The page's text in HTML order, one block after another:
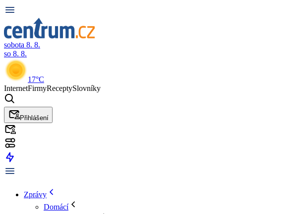
sobota 8. 8.
so 8. 8.
17°C
InternetFirmyReceptySlovníky
Přihlášení
Zprávy
Domácí